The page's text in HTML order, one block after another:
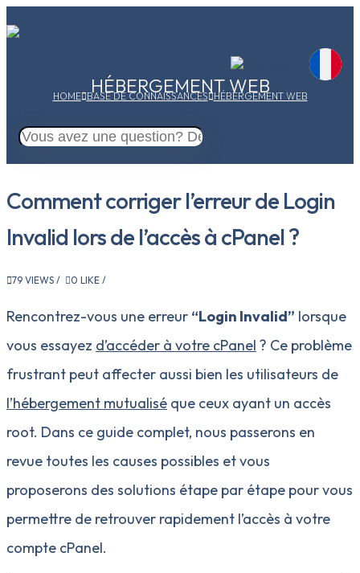
HÉBERGEMENT WEB
HOME BASE DE CONNAISSANCES HÉBERGEMENT WEB
Comment corriger l’erreur de Login
Invalid lors de l’accès à cPanel ?
79 VIEWS / 0 LIKE /
Rencontrez-vous une erreur “Login Invalid” lorsque
vous essayez d’accéder à votre cPanel ? Ce problème
frustrant peut affecter aussi bien les utilisateurs de
l’hébergement mutualisé que ceux ayant un accès
root. Dans ce guide complet, nous passerons en
revue toutes les causes possibles et vous
proposerons des solutions étape par étape pour vous
permettre de retrouver rapidement l’accès à votre
compte cPanel.